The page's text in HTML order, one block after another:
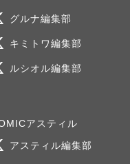
グルナ編集部
キミトワ編集部
ルシオル編集部
アスティル
アスティル編集部